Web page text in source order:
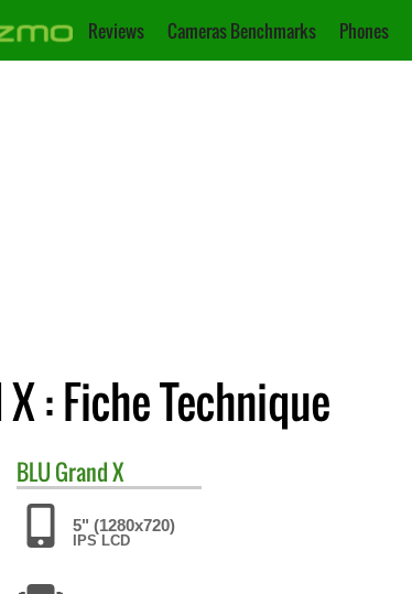
Reviews Cameras Benchmarks Phones
: Fiche Technique
BLUGrand X
5" (1280x720)
IPS LCD